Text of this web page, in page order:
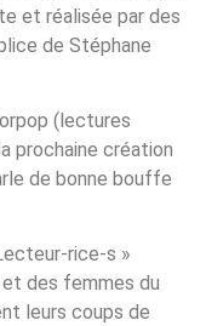
et réalisée par des
de Stéphane
(lectures
prochaine création
de bonne bouffe
rice-s »
des femmes du
leurs coups de